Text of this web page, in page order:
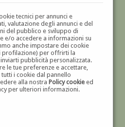
tecnici per annunci e
valutazione degli annunci e del
del pubblico e sviluppo di
e/o accedere a informazioni su
anche impostare dei cookie
profilazione) per offrirti la
pubblicità personalizzata.
le tue preferenze e accettare,
i cookie dal pannello
alla nostra Policy cookieed
per ulteriori informazioni.
GALLERIAD'ARTE
'800 E '900